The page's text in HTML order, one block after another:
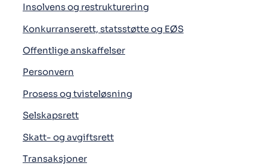
Insolvens og restrukturering
Konkurranserett, statsstøtte og EØS
Offentlige anskaffelser
Personvern
Prosess og tvisteløsning
Selskapsrett
Skatt- og avgiftsrett
Transaksjoner